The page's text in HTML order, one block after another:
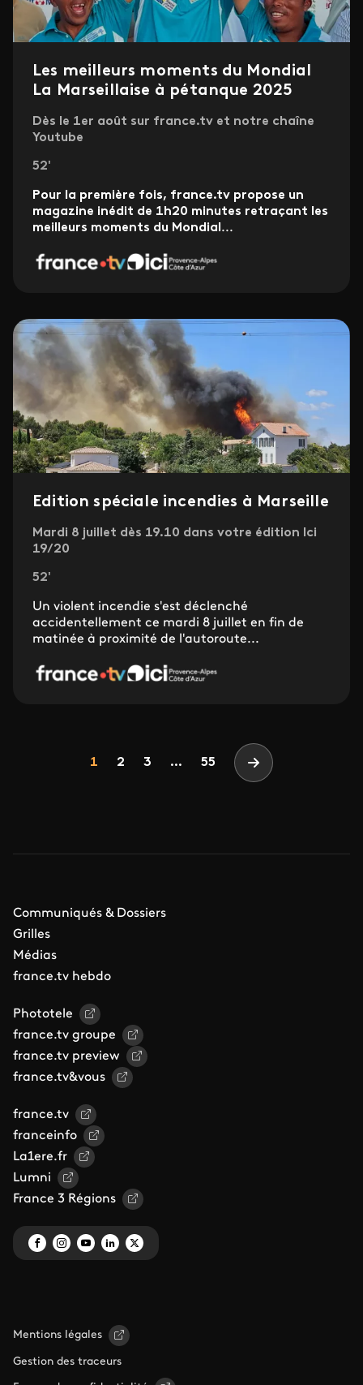
Les meilleurs moments du Mondial
La Marseillaise à pétanque 2025
Dès le 1er août sur france.tv et notre chaîne
Youtube
52'
Pour la première fois, france.tv propose un
magazine inédit de 1h20 minutes retraçant les
meilleurs moments du Mondial ...
Edition spéciale incendies à Marseille
Mardi 8 juillet dès 19.10 dans votre édition Ici
19/20
52'
Un violent incendie s'est déclenché
accidentellement ce mardi 8 juillet en fin de
matinée à proximité de l'autoroute...
Page
1 Page
2 Page
3 ... 55 Page suivante
Communiqués & Dossiers
Grilles
Médias
france.tv hebdo
Phototele
france.tv groupe
france.tv preview
france.tv&vous
france.tv
franceinfo
La1ere.fr
Lumni
France 3 Régions
Mentions légales
Gestion des traceurs